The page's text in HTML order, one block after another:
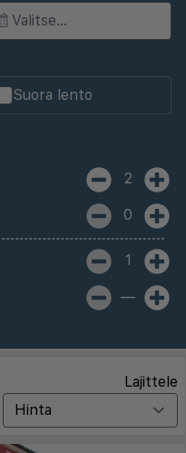
Suora lento
2
0
1
—
Lajittele